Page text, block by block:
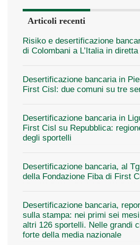
Articoli recenti
Risiko e desertificazione
di Colombani a L’Italia in diretta
Desertificazione bancaria in
First Cisl: due comuni su tre
Desertificazione bancaria in
First Cisl su Repubblica:
degli sportelli
Desertificazione bancaria, al
della Fondazione Fiba di First
Desertificazione bancaria,
sulla stampa: nei primi sei
altri 126 sportelli. Nelle grandi
forte della media nazionale